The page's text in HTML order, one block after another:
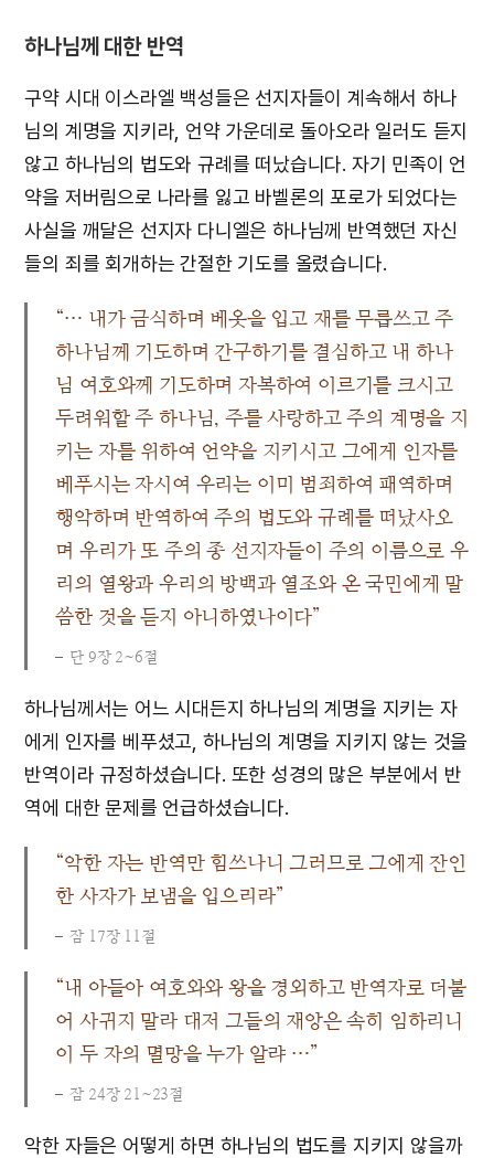
하나님께 대한 반역
구약 시대 이스라엘 백성들은 선지자들이 계속해서 하나
님의 계명을 지키라, 언약 가운데로 돌아오라 일러도 듣지
않고 하나님의 법도와 규례를 떠났습니다. 자기 민족이 언
약을 저버림으로 나라를 잃고 바벨론의 포로가 되었다는
사실을 깨달은 선지자 다니엘은 하나님께 반역했던 자신
들의 죄를 회개하는 간절한 기도를 올렸습니다.
“… 내가 금식하며 베옷을 입고 재를 무릅쓰고 주
하나님께 기도하며 간구하기를 결심하고 내 하나
님 여호와께 기도하며 자복하여 이르기를 크시고
두려워할 주 하나님, 주를 사랑하고 주의 계명을 지
키는 자를 위하여 언약을 지키시고 그에게 인자를
베푸시는 자시여 우리는 이미 범죄하여 패역하며
행악하며 반역하여 주의 법도와 규례를 떠났사오
며 우리가 또 주의 종 선지자들이 주의 이름으로 우
리의 열왕과 우리의 방백과 열조와 온 국민에게 말
씀한 것을 듣지 아니하였나이다”
단 9장 2~6절
하나님께서는 어느 시대든지 하나님의 계명을 지키는 자
에게 인자를 베푸셨고, 하나님의 계명을 지키지 않는 것을
반역이라 규정하셨습니다. 또한 성경의 많은 부분에서 반
역에 대한 문제를 언급하셨습니다.
“악한 자는 반역만 힘쓰나니 그러므로 그에게 잔인
한 사자가 보냄을 입으리라”
잠 17장 11절
“내 아들아 여호와와 왕을 경외하고 반역자로 더불
어 사귀지 말라 대저 그들의 재앙은 속히 임하리니
이 두 자의 멸망을 누가 알랴 …”
잠 24장 21~23절
악한 자들은 어떻게 하면 하나님의 법도를 지키지 않을까